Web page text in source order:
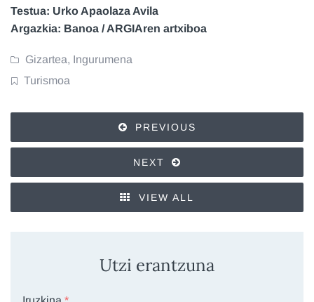
Testua: Urko Apaolaza Avila
Argazkia: Banoa / ARGIAren artxiboa
Gizartea, Ingurumena
Turismoa
PREVIOUS
NEXT
VIEW ALL
Utzi erantzuna